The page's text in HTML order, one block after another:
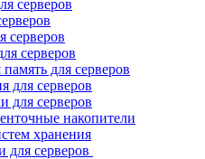
серверов
серверов
серверов
для серверов
для серверов
для серверов
накопители
хранения
серверов